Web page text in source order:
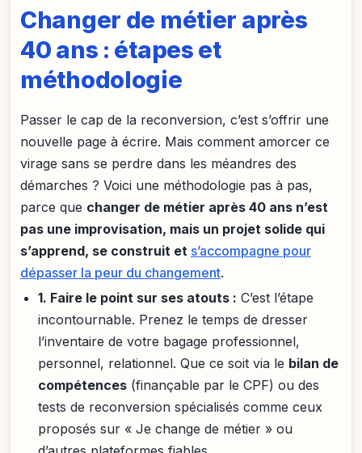
Changer de métier après
40 ans : étapes et
méthodologie
Passer le cap de la reconversion, c’est s’offrir une
nouvelle page à écrire. Mais comment amorcer ce
virage sans se perdre dans les méandres des
démarches ? Voici une méthodologie pas à pas,
parce que changer de métier après 40 ans n’est
pas une improvisation, mais un projet solide qui
s’apprend, se construit et s’accompagne pour
dépasser la peur du changement.
1. Faire le point sur ses atouts : C’est l’étape
incontournable. Prenez le temps de dresser
l’inventaire de votre bagage professionnel,
personnel, relationnel. Que ce soit via le bilan de
compétences (finançable par le CPF) ou des
tests de reconversion spécialisés comme ceux
proposés sur « Je change de métier » ou